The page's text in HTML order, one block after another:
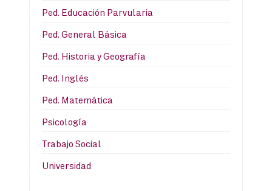
Ped. Educación Parvularia
Ped. General Básica
Ped. Historia y Geografía
Ped. Inglés
Ped. Matemática
Psicología
Trabajo Social
Universidad